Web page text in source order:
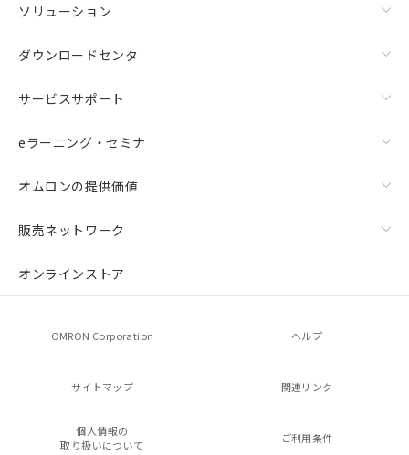
ソリューション
ダウンロードセンタ
サービスサポート
eラーニング・セミナ
オムロンの提供価値
販売ネットワーク
オンラインストア
OMRON Corporation ヘルプ
サイトマップ 関連リンク
個人情報の
取り扱いについて
ご利用条件